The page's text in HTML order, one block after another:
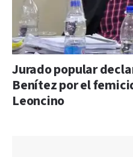
Jurado popular
Benítez por el
Leoncino